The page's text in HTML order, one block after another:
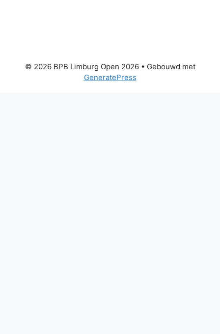
© 2026 BPB Limburg Open 2026• Gebouwd met
GeneratePress